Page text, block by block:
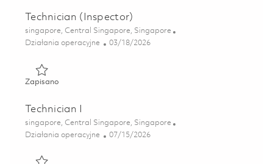
Technician (Inspector)
Lokalizacja
singapore, Central Singapore, Singapore
Kategoria
Działania operacyjne Posted Date
03/18/2026
ZapisanoZapisano Technician (Inspector) 01831536
Technician I
Lokalizacja
singapore, Central Singapore, Singapore
Kategoria
Działania operacyjne Posted Date
07/15/2026